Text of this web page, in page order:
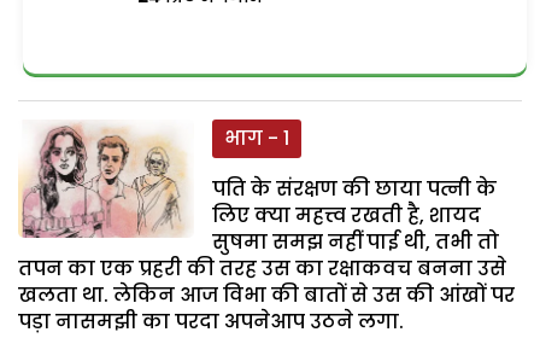
भाग - 1
पति के संरक्षण की छाया पत्नी के
लिए क्या महत्त्व रखती है, शायद
सुषमा समझ नहीं पाई थी, तभी तो
तपन का एक प्रहरी की तरह उस का रक्षाकवच बनना उसे
खलता था. लेकिन आज विभा की बातों से उस की आंखों पर
पड़ा नासमझी का परदा अपनेआप उठने लगा.